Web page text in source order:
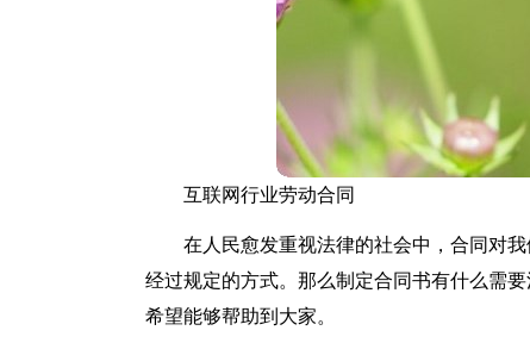
互联网行业劳动合同
在人民愈发重视法律的社会中，合同对
经过规定的方式。那么制定合同书有什么需
希望能够帮助到大家。